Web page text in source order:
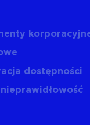
dostępności
nieprawidłowość